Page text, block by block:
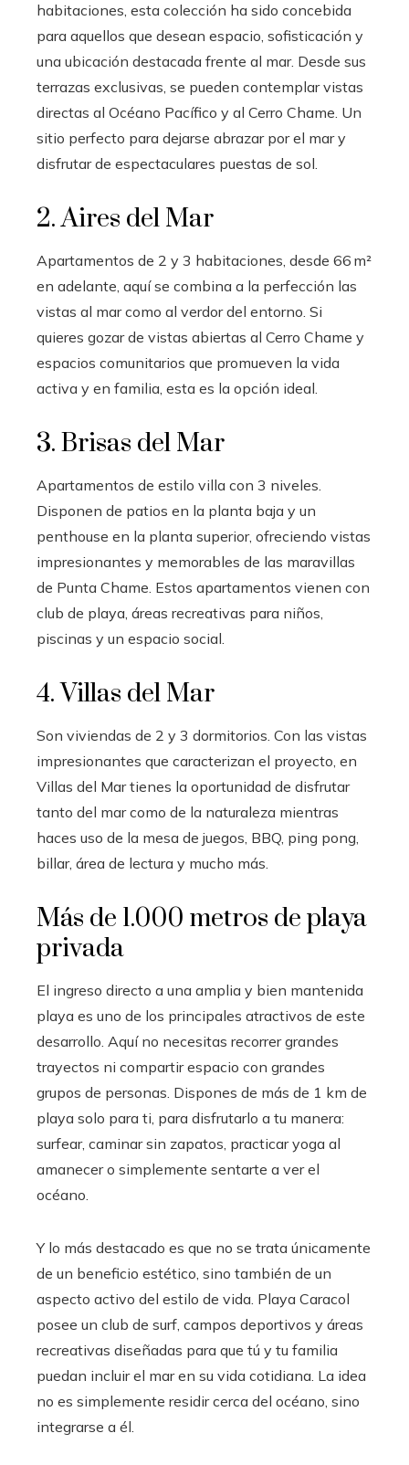
habitaciones, esta colección ha sido concebida
para aquellos que desean espacio, sofisticación y
una ubicación destacada frente al mar. Desde sus
terrazas exclusivas, se pueden contemplar vistas
directas al Océano Pacífico y al Cerro Chame. Un
sitio perfecto para dejarse abrazar por el mar y
disfrutar de espectaculares puestas de sol.
2. Aires del Mar
Apartamentos de 2 y 3 habitaciones, desde 66 m²
en adelante, aquí se combina a la perfección las
vistas al mar como al verdor del entorno. Si
quieres gozar de vistas abiertas al Cerro Chame y
espacios comunitarios que promueven la vida
activa y en familia, esta es la opción ideal.
3. Brisas del Mar
Apartamentos de estilo villa con 3 niveles.
Disponen de patios en la planta baja y un
penthouse en la planta superior, ofreciendo vistas
impresionantes y memorables de las maravillas
de Punta Chame. Estos apartamentos vienen con
club de playa, áreas recreativas para niños,
piscinas y un espacio social.
4. Villas del Mar
Son viviendas de 2 y 3 dormitorios. Con las vistas
impresionantes que caracterizan el proyecto, en
Villas del Mar tienes la oportunidad de disfrutar
tanto del mar como de la naturaleza mientras
haces uso de la mesa de juegos, BBQ, ping pong,
billar, área de lectura y mucho más.
Más de 1.000 metros de playa
privada
El ingreso directo a una amplia y bien mantenida
playa es uno de los principales atractivos de este
desarrollo. Aquí no necesitas recorrer grandes
trayectos ni compartir espacio con grandes
grupos de personas. Dispones de más de 1 km de
playa solo para ti, para disfrutarlo a tu manera:
surfear, caminar sin zapatos, practicar yoga al
amanecer o simplemente sentarte a ver el
océano.
Y lo más destacado es que no se trata únicamente
de un beneficio estético, sino también de un
aspecto activo del estilo de vida. Playa Caracol
posee un club de surf, campos deportivos y áreas
recreativas diseñadas para que tú y tu familia
puedan incluir el mar en su vida cotidiana. La idea
no es simplemente residir cerca del océano, sino
integrarse a él.